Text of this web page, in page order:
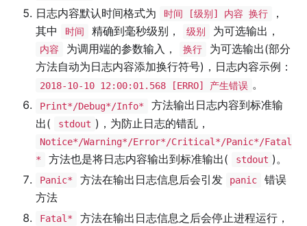
日志内容默认时间格式为
时间 [级别] 内容 换行
，
其中
时间 精确到毫秒级别， 级别 为可选输出，
内容 为调用端的参数输入， 换行
为可选输出(部分
方法自动为日志内容添加换行符号)，日志内容示例：
2018-10-10 12:00:01.568 [ERRO] 产生错误 。
Print*/Debug*/Info*
方法输出日志内容到标准输
出(
stdout )，为防止日志的错乱，
Notice*/Warning*/Error*/Critical*/Panic*/Fatal
*
方法也是将日志内容输出到标准输出( stdout )。
Panic* 方法在输出日志信息后会引发 panic
错误
方法
Fatal*
方法在输出日志信息之后会停止进程运行，